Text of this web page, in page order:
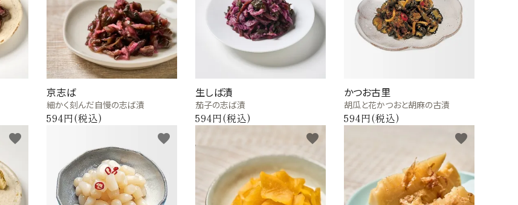
京志ば
細かく刻んだ自慢の志ば漬
594円(税込)
生しば漬
茄子の志ば漬
594円(税込)
かつお古里
胡瓜と花かつおと胡麻の古漬
594円(税込)
favorite favorite favorite favorite